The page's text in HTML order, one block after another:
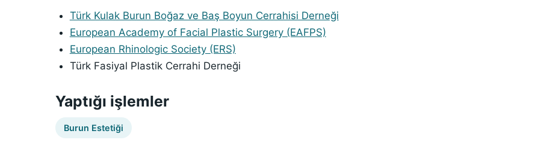
Türk Kulak Burun Boğaz ve Baş Boyun Cerrahisi Derneği
European Academy of Facial Plastic Surgery (EAFPS)
European Rhinologic Society (ERS)
Türk Fasiyal Plastik Cerrahi Derneği
Yaptığı işlemler
Burun Estetiği